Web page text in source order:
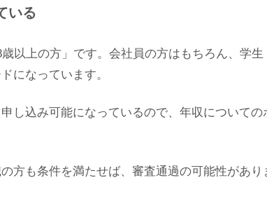
いる
以上の方」です。会社員の方はもちろん、学生
になっています。
し込み可能になっているので、年収について
方も条件を満たせば、審査通過の可能性があり